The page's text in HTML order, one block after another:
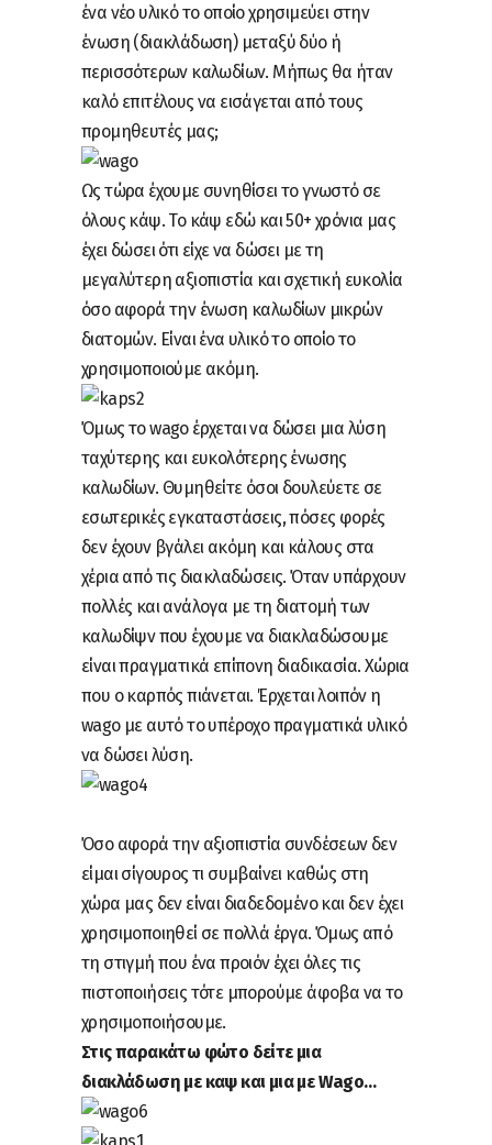
ένα νέο υλικό το οποίο χρησιμεύει στην
ένωση (διακλάδωση) μεταξύ δύο ή
περισσότερων καλωδίων. Μήπως θα ήταν
καλό επιτέλους να εισάγεται από τους
προμηθευτές μας;
Ως τώρα έχουμε συνηθίσει το γνωστό σε
όλους κάψ. Το κάψ εδώ και 50+ χρόνια μας
έχει δώσει ότι είχε να δώσει με τη
μεγαλύτερη αξιοπιστία και σχετική ευκολία
όσο αφορά την ένωση καλωδίων μικρών
διατομών. Είναι ένα υλικό το οποίο το
χρησιμοποιούμε ακόμη.
Όμως το wago έρχεται να δώσει μια λύση
ταχύτερης και ευκολότερης ένωσης
καλωδίων. Θυμηθείτε όσοι δουλεύετε σε
εσωτερικές εγκαταστάσεις, πόσες φορές
δεν έχουν βγάλει ακόμη και κάλους στα
χέρια από τις διακλαδώσεις. Όταν υπάρχουν
πολλές και ανάλογα με τη διατομή των
καλωδίψν που έχουμε να διακλαδώσουμε
είναι πραγματικά επίπονη διαδικασία. Χώρια
που ο καρπός πιάνεται. Έρχεται λοιπόν η
wago με αυτό το υπέροχο πραγματικά υλικό
να δώσει λύση.
Όσο αφορά την αξιοπιστία συνδέσεων δεν
είμαι σίγουρος τι συμβαίνει καθώς στη
χώρα μας δεν είναι διαδεδομένο και δεν έχει
χρησιμοποιηθεί σε πολλά έργα. Όμως από
τη στιγμή που ένα προιόν έχει όλες τις
πιστοποιήσεις τότε μπορούμε άφοβα να το
χρησιμοποιήσουμε.
Στις παρακάτω φώτο δείτε μια
διακλάδωση με καψ και μια με Wago…